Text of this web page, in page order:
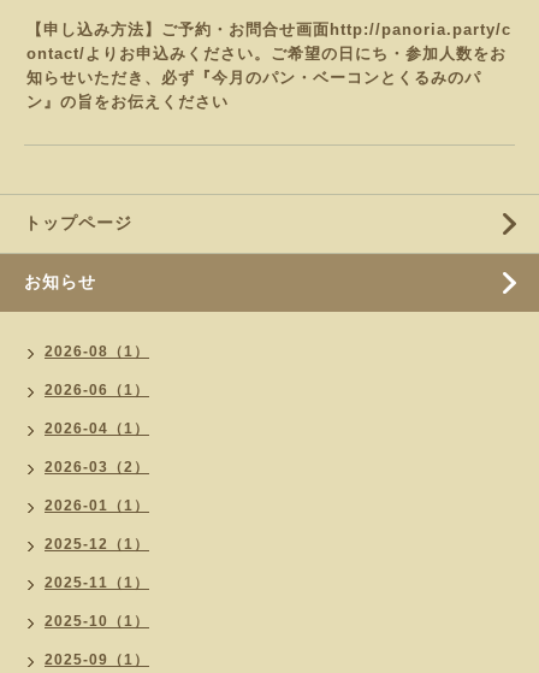
【申し込み方法】ご予約・お問合せ画面 http://panoria.party/c
ontact/よりお申込みください。 ご希望の日にち・参加人数をお
知らせいただき、必ず『今月のパン・ベーコンとくるみのパ
ン』の旨をお伝えください
トップページ
お知らせ
2026-08（1）
2026-06（1）
2026-04（1）
2026-03（2）
2026-01（1）
2025-12（1）
2025-11（1）
2025-10（1）
2025-09（1）